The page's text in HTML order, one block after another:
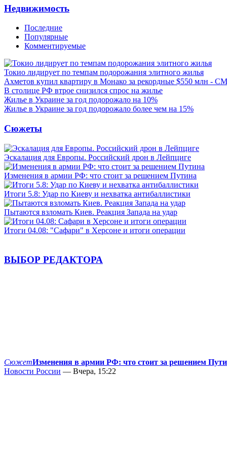
Недвижимость
Последние
Популярные
Комментируемые
Токио лидирует по темпам подорожания элитного жилья
Ахметов купил квартиру в Монако за рекордные $550 млн -
В столице РФ втрое снизился спрос на жилье
Жилье в Украине за год подорожало на 10%
Жилье в Украине за год подорожало более чем на 15%
Сюжеты
Эскалация для Европы. Российский дрон в Лейпциге
Изменения в армии РФ: что стоит за решением Путина
Итоги 5.8: Удар по Киеву и нехватка антибаллистики
Пытаются взломать Киев. Реакция Запада на удар
Итоги 04.08: "Сафари" в Херсоне и итоги операции
ВЫБОР РЕДАКТОРА
СюжетИзменения в армии РФ: что стоит за решением
Новости России — Вчера, 15:22